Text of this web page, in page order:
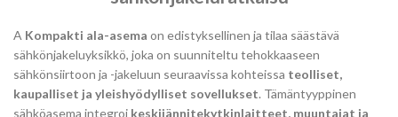
A Kompakti ala-asema on edistyksellinen ja tilaa säästävä
sähkönjakeluyksikkö, joka on suunniteltu tehokkaaseen
sähkönsiirtoon ja -jakeluun seuraavissa kohteissa teolliset,
kaupalliset ja yleishyödylliset sovellukset. Tämäntyyppinen
sähköasema integroi keskijännitekytkinlaitteet, muuntajat ja